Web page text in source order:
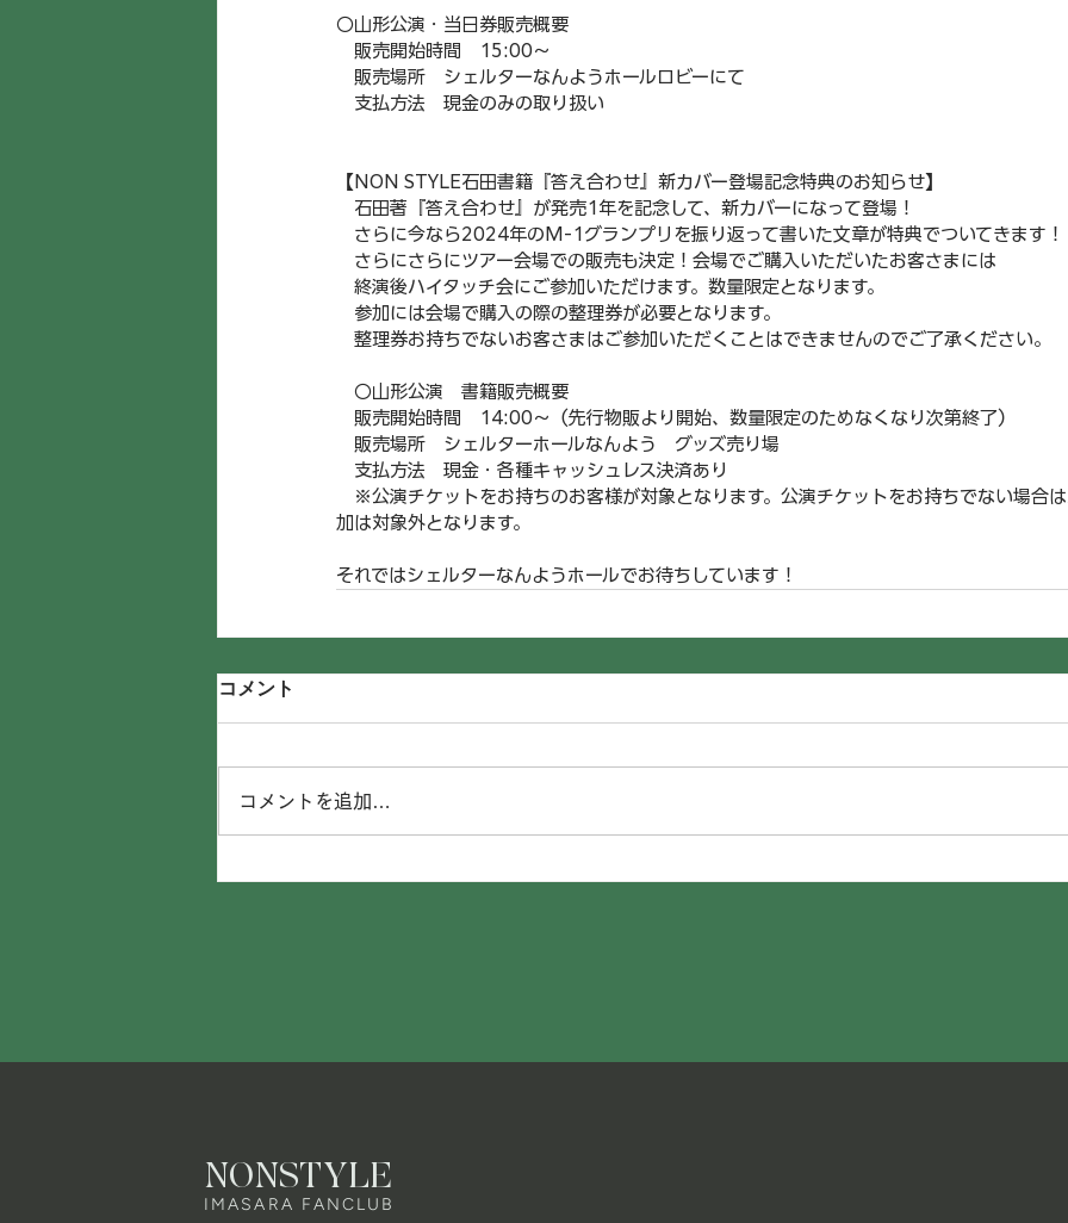
〇山形公演・当日券販売概要
販売開始時間　15:00～
販売場所　シェルターなんようホールロビーにて
支払方法　現金のみの取り扱い
【NON STYLE石田書籍『答え合わせ』新カバー登場記念特典のお知らせ】
石田著『答え合わせ』が発売1年を記念して、新カバーになって登場！
さらに今なら2024年のM-1グランプリを振り返って書いた文章が特典でついてきます！
さらにさらにツアー会場での販売も決定！会場でご購入いただいたお客さまには
終演後ハイタッチ会にご参加いただけます。数量限定となります。
参加には会場で購入の際の整理券が必要となります。
整理券お持ちでないお客さまはご参加いただくことはできませんのでご了承ください。
〇山形公演　書籍販売概要
販売開始時間　14:00～（先行物販より開始、数量限定のためなくなり次第終了）
販売場所　シェルターホールなんよう　グッズ売り場
支払方法　現金・各種キャッシュレス決済あり
※公演チケットをお持ちのお客様が対象となります。公演チケットをお持ちでない場合
加は対象外となります。
それではシェルターなんようホールでお待ちしています！
コメント
コメントを追加…
NONSTYLE
IMASARA FANCLUB